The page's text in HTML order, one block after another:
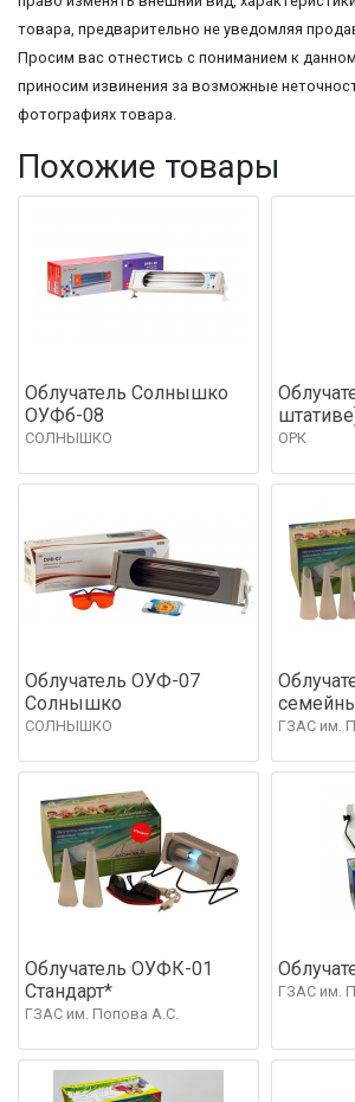
товара, предварительно не уведомляя
Просим вас отнестись с пониманием к
приносим извинения за возможные
фотографиях товара.
Похожие товары
Облучатель Солнышко
ОУФб-08
СОЛНЫШКО ОРК
Облучатель ОУФ-07
Солнышко
СОЛНЫШКО ГЗАС им.
Облучатель ОУФК-01
Стандарт*
ГЗАС им. Попова А.С.
ГЗАС им.